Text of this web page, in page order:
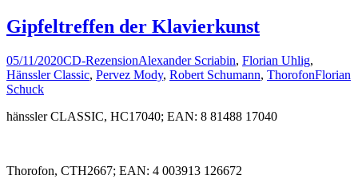
Gipfeltreffen der Klavierkunst
05/11/2020CD-RezensionAlexander Scriabin, Florian Uhlig,
Hänssler Classic, Pervez Mody, Robert Schumann, ThorofonFlorian
Schuck
hänssler CLASSIC, HC17040; EAN: 8 81488 17040
Thorofon, CTH2667; EAN: 4 003913 126672